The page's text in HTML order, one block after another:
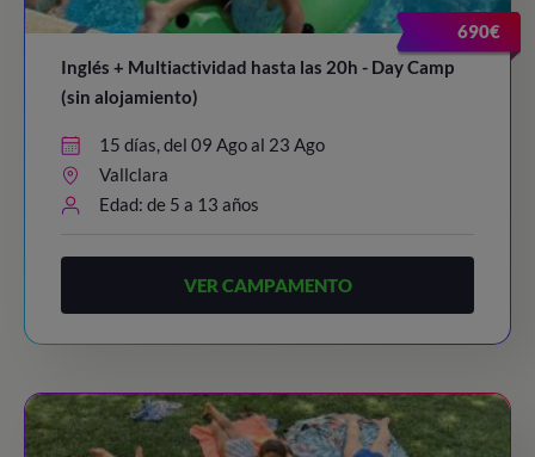
690€
Inglés + Multiactividad hasta las 20h - Day Camp
(sin alojamiento)
15 días, del 09 Ago al 23 Ago
Vallclara
Edad: de 5 a 13 años
VER CAMPAMENTO